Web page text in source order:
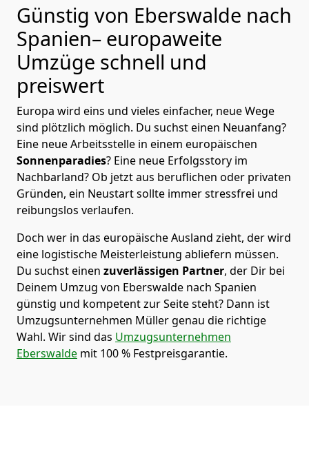
Günstig von Eberswalde nach
Spanien– europaweite
Umzüge schnell und
preiswert
Europa wird eins und vieles einfacher, neue Wege
sind plötzlich möglich. Du suchst einen Neuanfang?
Eine neue Arbeitsstelle in einem europäischen
Sonnenparadies? Eine neue Erfolgsstory im
Nachbarland? Ob jetzt aus beruflichen oder privaten
Gründen, ein Neustart sollte immer stressfrei und
reibungslos verlaufen.
Doch wer in das europäische Ausland zieht, der wird
eine logistische Meisterleistung abliefern müssen.
Du suchst einen zuverlässigen Partner, der Dir bei
Deinem Umzug von Eberswalde nach Spanien
günstig und kompetent zur Seite steht? Dann ist
Umzugsunternehmen Müllergenau die richtige
Wahl. Wir sind das Umzugsunternehmen
Eberswalde mit 100 % Festpreisgarantie.